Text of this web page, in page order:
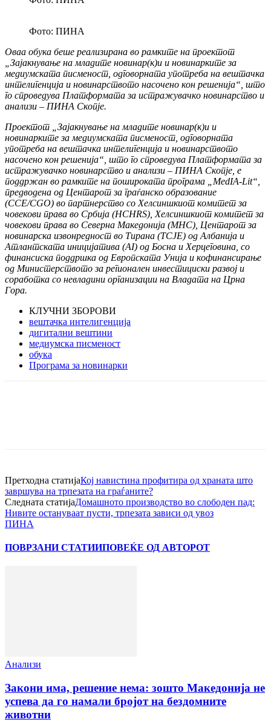
Фото: ПИНА
Оваа обука беше реализирана во рамките на проектот
„Зајакнување на младите новинар(к)и и новинарките за
медиумската писменост, одговорната употреба на вештачка
интелигенција и новинарството насочено кон решенија“, што
го спроведува Платформата за истражувачко новинарство и
анализи – ПИНА Скопје.
Проектот „Зајакнување на младите новинар(к)и и
новинарките за медиумската писменост, одговорната
употреба на вештачка интелигенција и новинарството
насочено кон решенија“, што го спроведува Платформата за
истражувачко новинарство и анализи – ПИНА Скопје, е
поддржан во рамките на пошироката програма „MedIA-Lit“,
предводена од Центарот за граѓанско образование
(CCE/CGO) во партнерство со Хелсиншкиот комитет за
човекови права во Србија (HCHRS), Хелсиншкиот комитет за
човекови права во Северна Македонија (MHC), Центарот за
новинарска извонредност во Тирана (TCJE) од Албанија и
Атлантската иницијатива (AI) од Босна и Херцеговина, со
финансиска поддршка од Европската Унија и кофинансирање
од Министерството за регионален инвестициски развој и
соработка со невладини организации на Владата на Црна
Гора.
КЛУЧНИ ЗБОРОВИ
вештачка интелигенција
дигитални вештини
медиумска писменост
обука
Програма за новинарки
Претходна статијаКој навистина профитира од храната што
завршува на трпезата на граѓаните?
Следната статијаДомашното производство во слободен пад:
Нивите остануваат пусти, трпезата зависи од увоз
ПИНА
ПОВРЗАНИ СТАТИИПОВЕЌЕ ОД АВТОРОТ
Анализи
Закони има, решение нема: зошто Македонија не
успева да го намали бројот на бездомните
животни